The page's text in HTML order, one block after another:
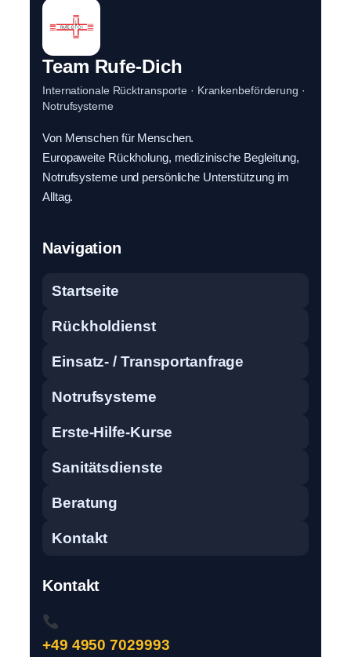
Team Rufe-Dich
Internationale Rücktransporte · Krankenbeförderung ·
Notrufsysteme
Von Menschen für Menschen.
Europaweite Rückholung, medizinische Begleitung,
Notrufsysteme und persönliche Unterstützung im
Alltag.
Navigation
Startseite
Rückholdienst
Einsatz- / Transportanfrage
Notrufsysteme
Erste-Hilfe-Kurse
Sanitätsdienste
Beratung
Kontakt
Kontakt
+49 4950 7029993